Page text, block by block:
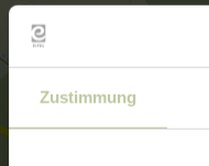
Zustimmung